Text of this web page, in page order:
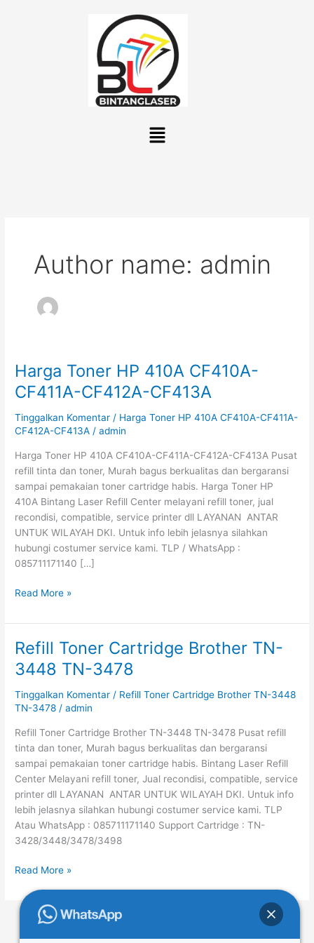
Menu
Author name: admin
Harga Toner HP 410A CF410A-
CF411A-CF412A-CF413A
Tinggalkan Komentar / Harga Toner HP 410A CF410A-CF411A-
CF412A-CF413A /admin
Harga Toner HP 410A CF410A-CF411A-CF412A-CF413A Pusat
refill tinta dan toner, Murah bagus berkualitas dan bergaransi
sampai pemakaian toner cartridge habis. Harga Toner HP
410A Bintang Laser Refill Center melayani refill toner, jual
recondisi, compatible, service printer dll LAYANAN ANTAR
UNTUK WILAYAH DKI. Untuk info lebih jelasnya silahkan
hubungi costumer service kami. TLP / WhatsApp :
085711171140 […]
Harga
Toner
HP
410A
CF410A-
CF412A-
CF413A
Read More »
Refill Toner Cartridge Brother TN-
3448 TN-3478
Tinggalkan Komentar / Refill Toner Cartridge Brother TN-3448
TN-3478 /admin
Refill Toner Cartridge Brother TN-3448 TN-3478 Pusat refill
tinta dan toner, Murah bagus berkualitas dan bergaransi
sampai pemakaian toner cartridge habis. Bintang Laser Refill
Center Melayani refill toner, Jual recondisi, compatible, service
printer dll LAYANAN ANTAR UNTUK WILAYAH DKI. Untuk info
lebih jelasnya silahkan hubungi costumer service kami. TLP
Atau WhatsApp : 085711171140 Support Cartridge : TN-
3428/3448/3478/3498
Refill
Toner
Cartridge
Brother
TN-
TN-
3478
Read More »
56